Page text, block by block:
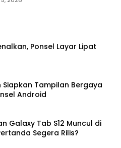
Ponsel Layar Lipat
Siapkan Tampilan Bergaya
Android
Galaxy Tab S12 Muncul di
Segera Rilis?